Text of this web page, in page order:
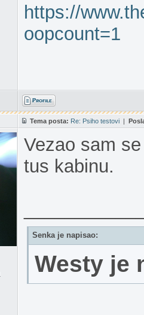
https://
oopcount=1
Tema posta: Re: Psiho testovi |
Vezao sam
tus kabinu.
Senka je napisao:
Westy je